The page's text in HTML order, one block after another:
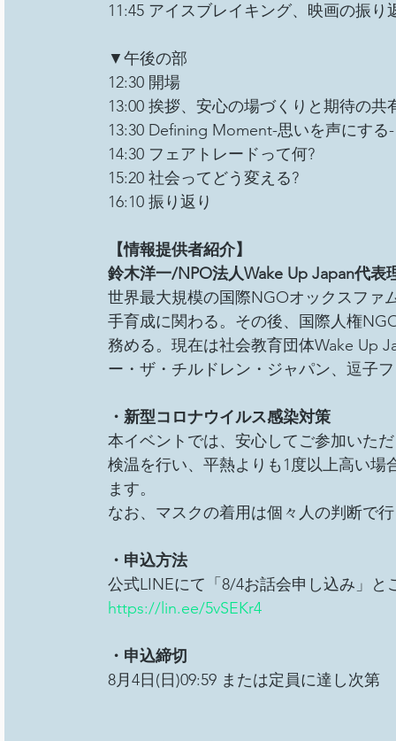
11:45 アイスブレイキング、映画の振り
▼午後の部
12:30 開場
13:00 挨拶、安心の場づくりと期待の共
13:30 Defining Moment-思いを声にする-
14:30 フェアトレードって何?
15:20 社会ってどう変える?
16:10 振り返り
【情報提供者紹介】
鈴木洋一/NPO法人Wake Up Japan代表
世界最大規模の国際NGOオックスファ
手育成に関わる。その後、国際人権
務める。現在は社会教育団体Wake Up
ー・ザ・チルドレン・ジャパン、逗子
・新型コロナウイルス感染対策
本イベントでは、安心してご参加いた
検温を行い、平熱よりも1度以上高い
ます。
なお、マスクの着用は個々人の判断で
・申込方法
公式LINEにて「8/4お話会申し込み」と
https://lin.ee/5vSEKr4
・申込締切
8月4日(日)09:59 または定員に達し次第